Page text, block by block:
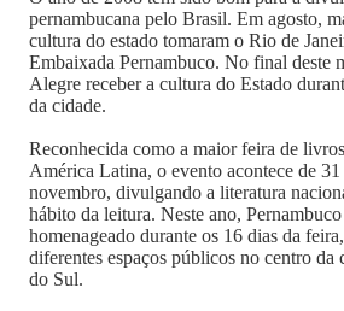
pernambucana pelo Brasil. Em agosto,
cultura do estado tomaram o Rio de
Embaixada Pernambuco. No final deste
Alegre receber a cultura do Estado
da cidade.
Reconhecida como a maior feira de
América Latina, o evento acontece de
novembro, divulgando a literatura
hábito da leitura. Neste ano, Pernambuco
homenageado durante os 16 dias da
diferentes espaços públicos no centro
do Sul.